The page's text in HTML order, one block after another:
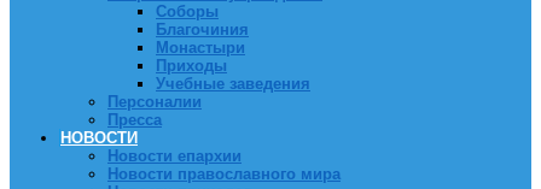
Соборы
Благочиния
Монастыри
Приходы
Учебные заведения
Персоналии
Пресса
НОВОСТИ
Новости епархии
Новости православного мира